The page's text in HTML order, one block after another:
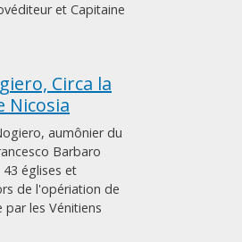
et Capitaine
Circa la
Nicosia
aumônier du
Barbaro
églises et
de l'opériation de
les Vénitiens